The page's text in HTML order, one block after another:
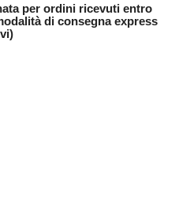
per ordini ricevuti entro
di consegna express